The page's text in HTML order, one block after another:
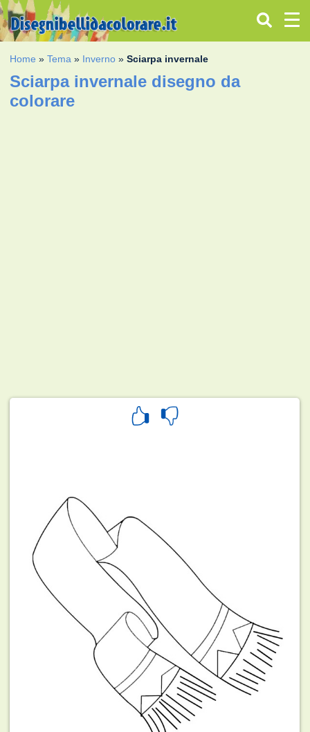
Home »Tema » Inverno »Sciarpa invernale
Sciarpa invernale disegno da
colorare